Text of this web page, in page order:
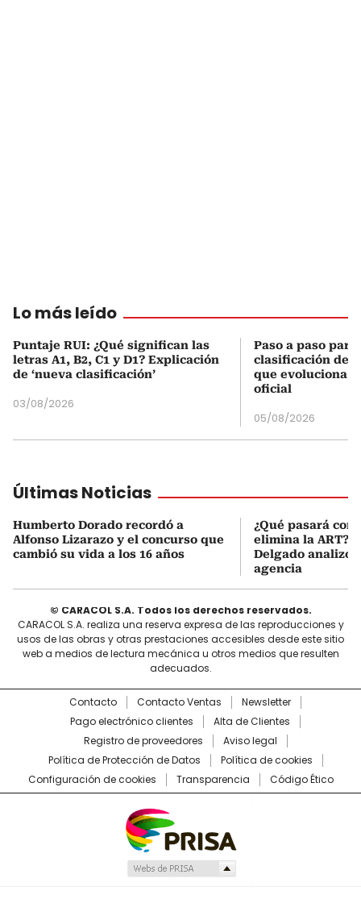
Lo más leído
Puntaje RUI: ¿Qué significan las
letras A1, B2, C1 y D1? Explicación
de ‘nueva clasificación’
03/08/2026
Paso a paso
clasificación del
que evoluciona
oficial
05/08/2026
Últimas Noticias
Humberto Dorado recordó a
Alfonso Lizarazo y el concurso que
cambió su vida a los 16 años
¿Qué pasará con
elimina la ART?
Delgado analizó
agencia
© CARACOL S.A. Todos los derechos reservados.
CARACOL S.A. realiza una reserva expresa de las reproducciones y
usos de las obras y otras prestaciones accesibles desde este sitio
web a medios de lectura mecánica u otros medios que resulten
adecuados.
Contacto Contacto Ventas
Newsletter
Pago electrónico clientes
Alta de Clientes
Registro de proveedores
Aviso legal
Política de Protección de Datos
Política de cookies
Configuración de cookies
Transparencia Código Ético